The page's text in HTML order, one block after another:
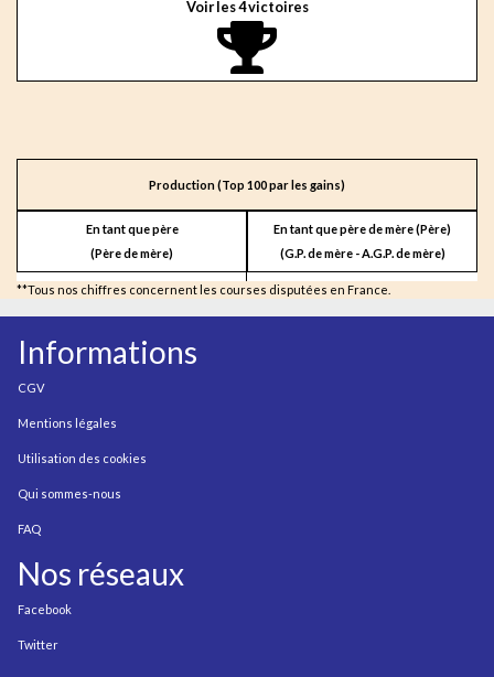
Voir les 4 victoires
Production (Top 100 par les gains)
En tant que père
(Père de mère)
En tant que père de mère (Père)
(G.P. de mère - A.G.P. de mère)
**Tous nos chiffres concernent les courses disputées en France.
Informations
CGV
Mentions légales
Utilisation des cookies
Qui sommes-nous
FAQ
Nos réseaux
Facebook
Twitter